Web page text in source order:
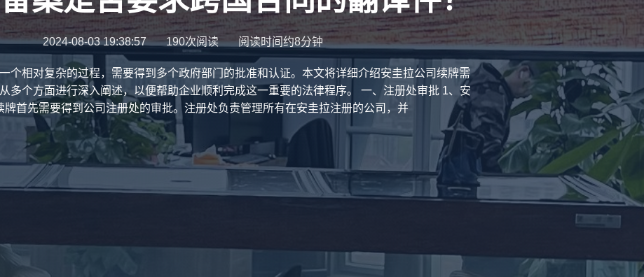
2024-08-03 19:38:57 190次阅读 阅读时间约8分钟
个相对复杂的过程，需要得到多个政府部门的批准和认证。本文将详细介绍安圭拉公司续牌需
多个方面进行深入阐述，以便帮助企业顺利完成这一重要的法律程序。 一、注册处审批 1、安
牌首先需要得到公司注册处的审批。注册处负责管理所有在安圭拉注册的公司，并